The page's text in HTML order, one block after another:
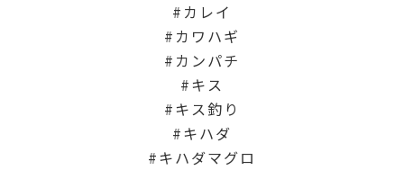
カレイ
カワハギ
カンパチ
キス
キス釣り
キハダ
キハダマグロ